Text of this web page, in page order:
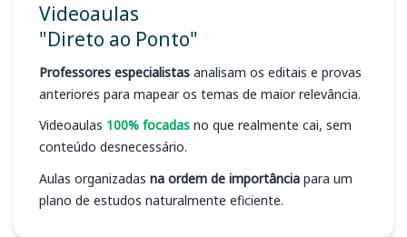
Videoaulas
"Direto ao Ponto"
Professores especialistas analisam os editais e provas
anteriores para mapear os temas de maior relevância.
Videoaulas 100% focadas no que realmente cai, sem
conteúdo desnecessário.
Aulas organizadas na ordem de importância para um
plano de estudos naturalmente eficiente.